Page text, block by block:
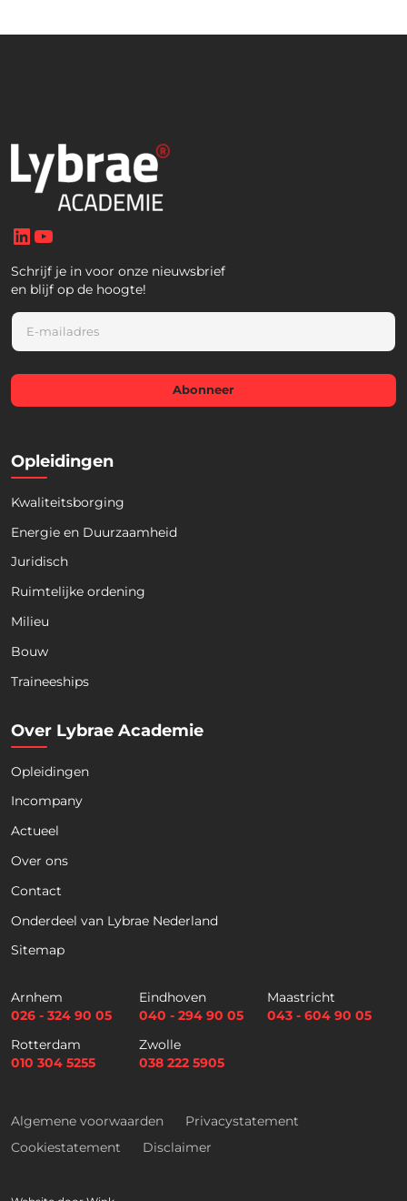
LinkedIn
Schrijf je in voor onze nieuwsbrief
en blijf op de hoogte!
E
a
i
*
Abonneer
Opleidingen
Kwaliteitsborging
Energie en Duurzaamheid
Juridisch
Ruimtelijke ordening
Milieu
Bouw
Traineeships
Over Lybrae Academie
Opleidingen
Incompany
Actueel
Over ons
Contact
Onderdeel van Lybrae Nederland
Sitemap
Arnhem
026 - 324 90 05
Eindhoven
040 - 294 90 05
Maastricht
043 - 604 90 05
Rotterdam
010 304 5255
Zwolle
038 222 5905
Algemene voorwaarden
Privacystatement
Cookiestatement
Disclaimer
maanden
Naam
Telefoon
m
a
l
*
Selectievakjes *
Hierbij accepteer ik dat ik via dit e-